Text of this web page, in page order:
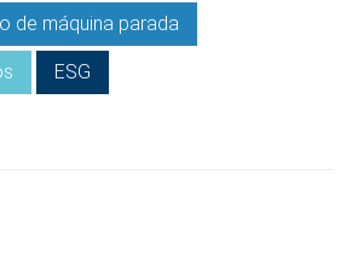
de máquina parada
ESG